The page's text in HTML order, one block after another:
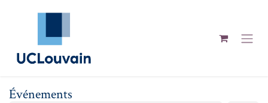
Se rendre au contenu
Événements